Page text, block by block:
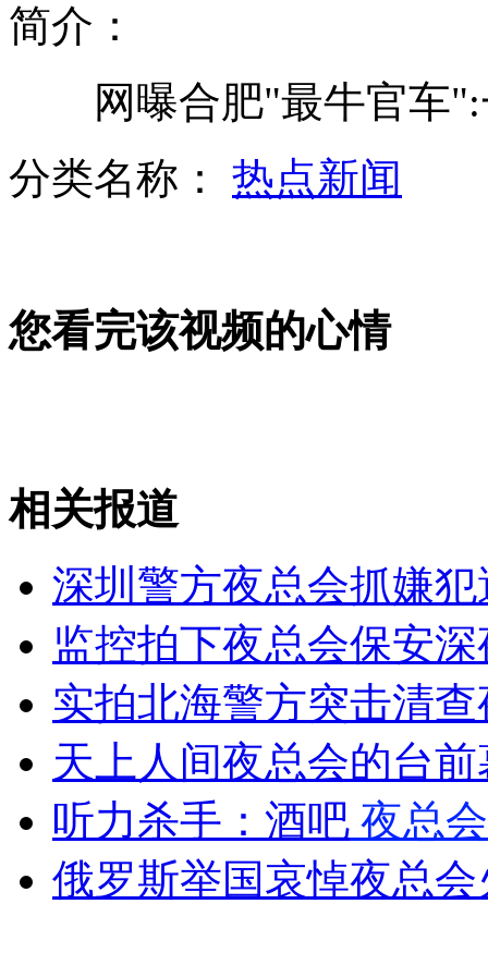
司机一年不违章有机会获小汽车？
动画模拟陕西延安特大交通事故
山西运城恶犬咬伤多人 警民合力深夜将其击毙
女孩北京地铁殴打老人 痛下狠手拳打脚踢
无痛分娩是否安全 医生回应
外交部：反对强权政治霸凌主义
简介：
网曝合肥"最牛官车":
分类名称： 热点新闻
您看完该视频的心情
相关报道
深圳警方夜总会抓嫌
监控拍下夜总会保安
实拍北海警方突击清
天上人间夜总会的台
听力杀手：酒吧 夜总会
俄罗斯举国哀悼夜总